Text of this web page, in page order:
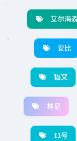
艾尔海
安比
猫又
林尼
11号